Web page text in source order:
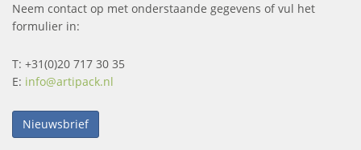
Neem contact op met onderstaande gegevens of vul het
formulier in:
T: +31(0)20 717 30 35
E: info@artipack.nl
Nieuwsbrief